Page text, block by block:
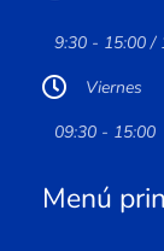
9:30 - 15:00 /
Viernes
09:30 - 15:00
Menú